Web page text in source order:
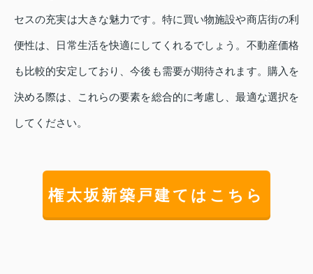
セスの充実は大きな魅力です。特に買い物施設や商店街の利
便性は、日常生活を快適にしてくれるでしょう。不動産価格
も比較的安定しており、今後も需要が期待されます。購入を
決める際は、これらの要素を総合的に考慮し、最適な選択を
してください。
権太坂新築戸建てはこちら